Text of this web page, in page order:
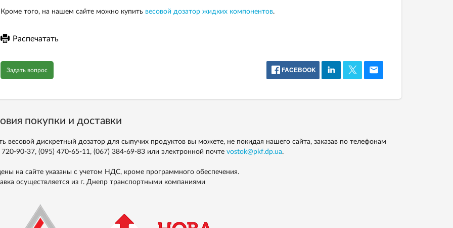
Кроме того, на нашем сайте можно купить весовой дозатор жидких компонентов.
Распечатать
Задать вопрос FACEBOOK
покупки и доставки
весовой дискретный дозатор для сыпучих продуктов вы можете, не покидая нашего сайта, заказав по телефонам
720-90-37, (095) 470-65-11, (067) 384-69-83или электронной почте vostok@pkf.dp.ua.
на сайте указаны с учетом НДС, кроме программного обеспечения.
осуществляется из г. Днепр транспортными компаниями